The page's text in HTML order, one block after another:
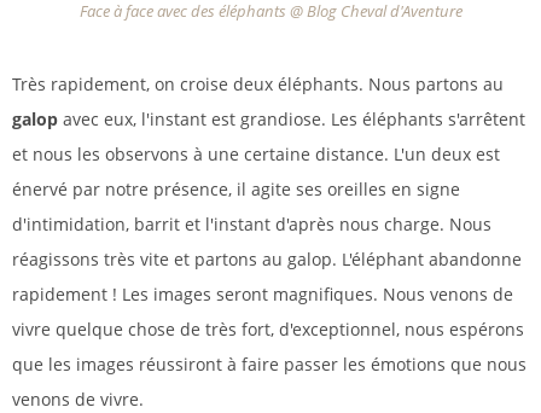
Face à face avec des éléphants @ Blog Cheval d'Aventure
Très rapidement, on croise deux éléphants. Nous partons au
galop avec eux, l'instant est grandiose. Les éléphants s'arrêtent
et nous les observons à une certaine distance. L'un deux est
énervé par notre présence, il agite ses oreilles en signe
d'intimidation, barrit et l'instant d'après nous charge. Nous
réagissons très vite et partons au galop. L'éléphant abandonne
rapidement ! Les images seront magnifiques. Nous venons de
vivre quelque chose de très fort, d'exceptionnel, nous espérons
que les images réussiront à faire passer les émotions que nous
venons de vivre.